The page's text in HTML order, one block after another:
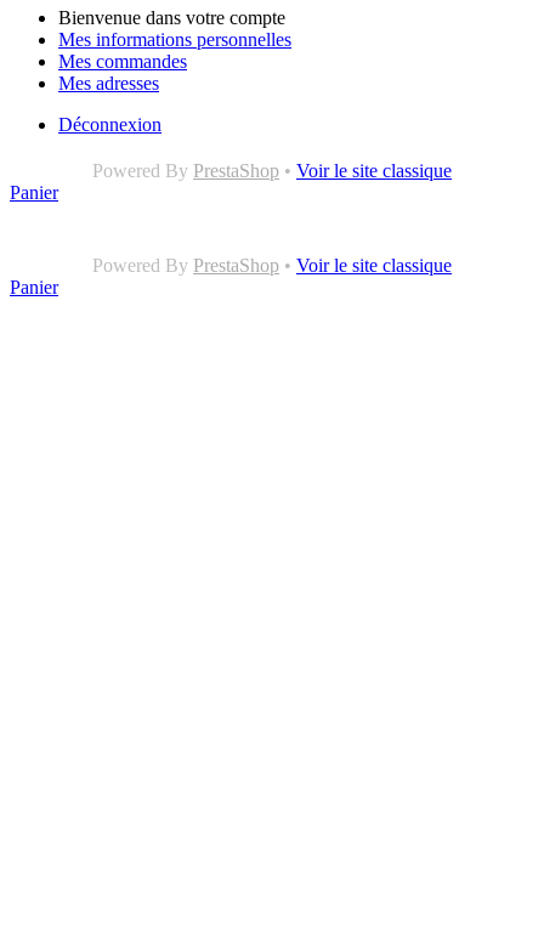
Bienvenue dans votre compte
Mes informations personnelles
Mes commandes
Mes adresses
Déconnexion
Powered By PrestaShop • Voir le site classique
Panier
Powered By PrestaShop • Voir le site classique
Panier